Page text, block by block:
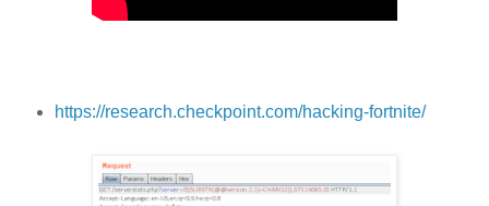
https://research.checkpoint.com/hacking-fortnite/